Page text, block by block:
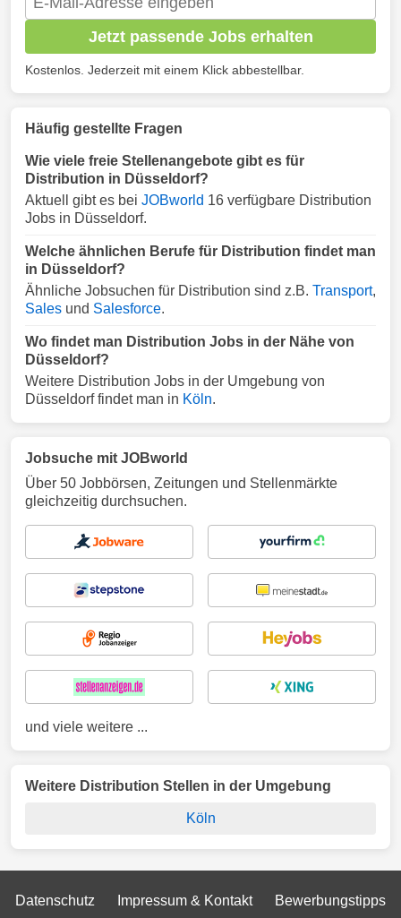
Jetzt passende Jobs erhalten
Kostenlos. Jederzeit mit einem Klick abbestellbar.
Häufig gestellte Fragen
Wie viele freie Stellenangebote gibt es für
Distribution in Düsseldorf?
Aktuell gibt es bei JOBworld 16 verfügbare Distribution
Jobs in Düsseldorf.
Welche ähnlichen Berufe für Distribution findet man
in Düsseldorf?
Ähnliche Jobsuchen für Distribution sind z.B. Transport,
Sales und Salesforce.
Wo findet man Distribution Jobs in der Nähe von
Düsseldorf?
Weitere Distribution Jobs in der Umgebung von
Düsseldorf findet man in Köln.
Jobsuche mit JOBworld
Über 50 Jobbörsen, Zeitungen und Stellenmärkte
gleichzeitig durchsuchen.
und viele weitere ...
Weitere Distribution Stellen in der Umgebung
Köln
Datenschutz Impressum & Kontakt Bewerbungstipps